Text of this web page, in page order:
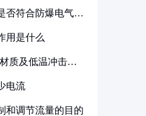
否符合防爆电气设
用是什么
质及低温冲击要
电流
和调节流量的目的